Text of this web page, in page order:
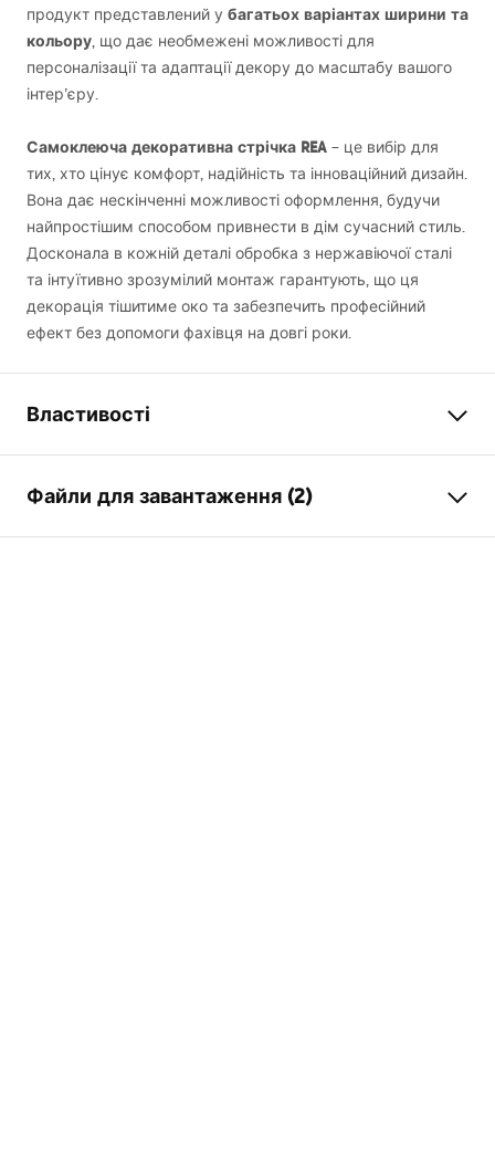
продукт представлений у багатьох варіантах ширини та
кольору, що дає необмежені можливості для
персоналізації та адаптації декору до масштабу вашого
інтер’єру.
Самоклеюча декоративна стрічка REA – це вибір для
тих, хто цінує комфорт, надійність та інноваційний дизайн.
Вона дає нескінченні можливості оформлення, будучи
найпростішим способом привнести в дім сучасний стиль.
Досконала в кожній деталі обробка з нержавіючої сталі
та інтуїтивно зрозумілий монтаж гарантують, що ця
декорація тішитиме око та забезпечить професійний
ефект без допомоги фахівця на довгі роки.
Властивості
Колір
чорний
Матеріал
нержавіюча сталь
Файли для завантаження (2)